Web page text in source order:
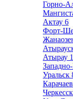
Горно-
Актау 6
Форт-
Атырау
Западно-
Уральск
Черкесск